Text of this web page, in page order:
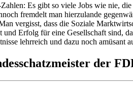
Es gibt so viele Jobs wie nie,
fremdelt man hierzulande
vergisst, dass die Soziale
Erfolg für eine Gesellschaft sind,
lehrreich und dazu noch amüsant
der